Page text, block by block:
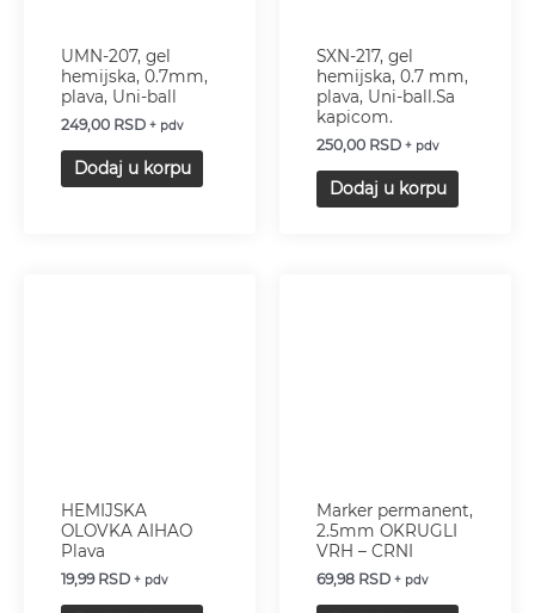
UMN-207, gel
hemijska, 0.7mm,
plava, Uni-ball
249,00 RSD + pdv
Dodaj u korpu
SXN-217, gel
hemijska, 0.7 mm,
plava, Uni-ball.Sa
kapicom.
250,00 RSD + pdv
Dodaj u korpu
HEMIJSKA
OLOVKA AIHAO
Plava
19,99 RSD + pdv
Marker permanent,
2.5mm OKRUGLI
VRH – CRNI
69,98 RSD + pdv